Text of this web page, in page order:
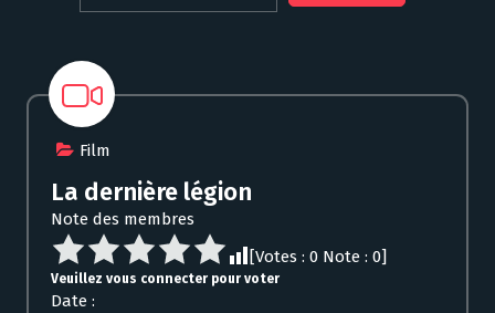
Film
La dernière légion
Note des membres
[Votes : 0 Note : 0]
Veuillez vous connecter pour voter
Date :